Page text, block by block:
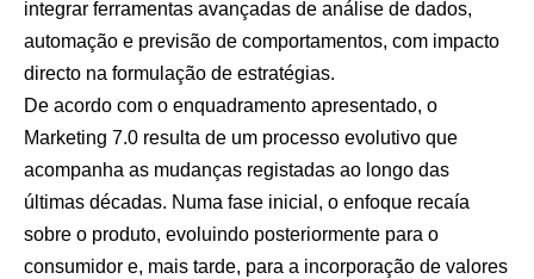
integrar ferramentas avançadas de análise de dados,
automação e previsão de comportamentos, com impacto
directo na formulação de estratégias.
De acordo com o enquadramento apresentado, o
Marketing 7.0 resulta de um processo evolutivo que
acompanha as mudanças registadas ao longo das
últimas décadas. Numa fase inicial, o enfoque recaía
sobre o produto, evoluindo posteriormente para o
consumidor e, mais tarde, para a incorporação de valores